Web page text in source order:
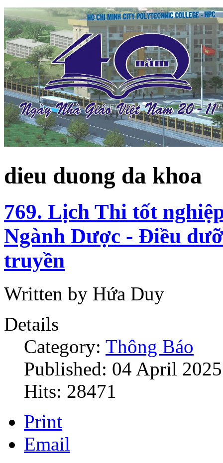
dieu duong da khoa
769. Lịch Thi tốt
Ngành Dược - Điều
truyền
Written by Hứa Duy
Details
Category: Thông Báo
Published: 04 April 2025
Hits: 28471
Print
Email